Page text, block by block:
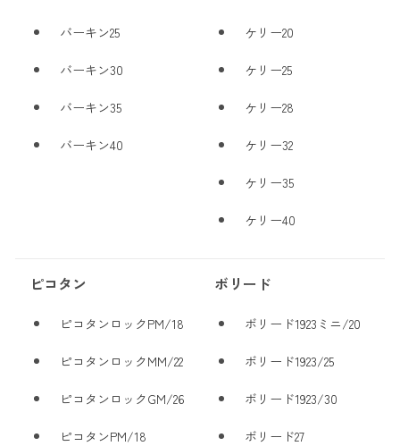
バーキン25
バーキン30
バーキン35
バーキン40
ケリー20
ケリー25
ケリー28
ケリー32
ケリー35
ケリー40
ピコタン
ピコタンロックPM/18
ピコタンロックMM/22
ピコタンロックGM/26
ピコタンPM/18
ボリード
ボリード1923ミニ/20
ボリード1923/25
ボリード1923/30
ボリード27